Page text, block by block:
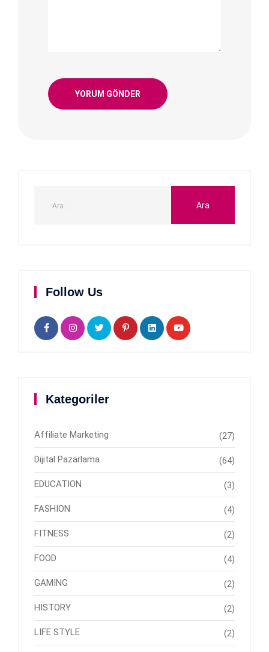
Follow Us
Kategoriler
Affiliate Marketing (27)
Dijital Pazarlama (64)
EDUCATION (3)
FASHION (4)
FITNESS (2)
FOOD (4)
GAMING (2)
HISTORY (2)
LIFE STYLE (2)